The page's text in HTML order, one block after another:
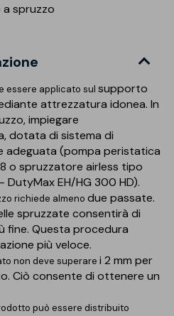
a spruzzo
essere applicato sulsupporto
attrezzatura idonea. In
impiegare
dotata di sistema di
adeguata (pompa peristatica
o spruzzatore airless tipo
DutyMax EH/HG 300 HD).
richiede almenodue passate.
spruzzate consentirà di
fine. Questa procedura
più veloce.
non deve superarei 2 mm per
Ciò consente di ottenere un
può essere distribuito